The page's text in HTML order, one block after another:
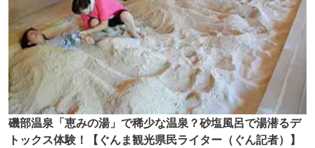
磯部温泉「恵みの湯」で稀少な温泉？砂塩風呂で湯潜るデ
トックス体験！【ぐんま観光県民ライター（ぐん記者）】